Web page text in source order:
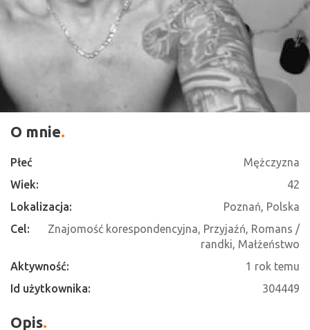
O mnie
Płeć
Mężczyzna
Wiek:
42
Lokalizacja:
Poznań, Polska
Cel:
Znajomość korespondencyjna, Przyjaźń, Romans /
randki, Małżeństwo
Aktywność:
1 rok temu
Id użytkownika:
304449
Opis